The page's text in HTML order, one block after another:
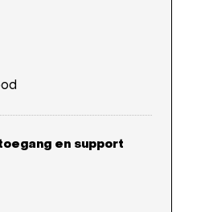
en support